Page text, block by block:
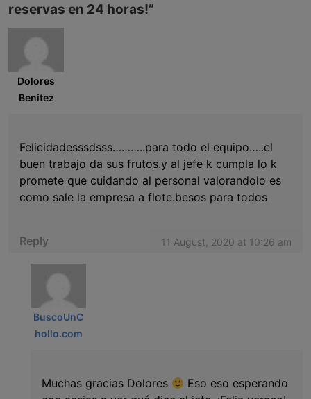
reservas en 24 horas!”
Dolores
Benitez
11 August, 2020 at 10:26 am
Felicidadesssdsss………..para todo el equipo…..el
buen trabajo da sus frutos.y al jefe k cumpla lo k
promete que cuidando al personal valorandolo es
como sale la empresa a flote.besos para todos
Reply
BuscoUnC
hollo.com
Muchas gracias Dolores
Eso eso esperando